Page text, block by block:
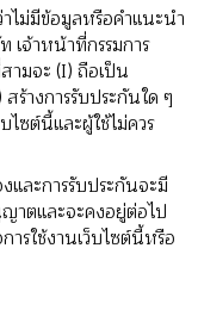
ไม่มีข้อมูลหรือคําแนะนํา
เจ้าหน้าที่กรรมการ
มจะ (I) ถือเป็น
ร้างการรับประกันใด ๆ
ไซต์นี้และผู้ใช้ไม่ควร
และการรับประกันจะมี
าตและจะคงอยู่ต่อไป
รใช้งานเว็บไซต์นี้หรือ